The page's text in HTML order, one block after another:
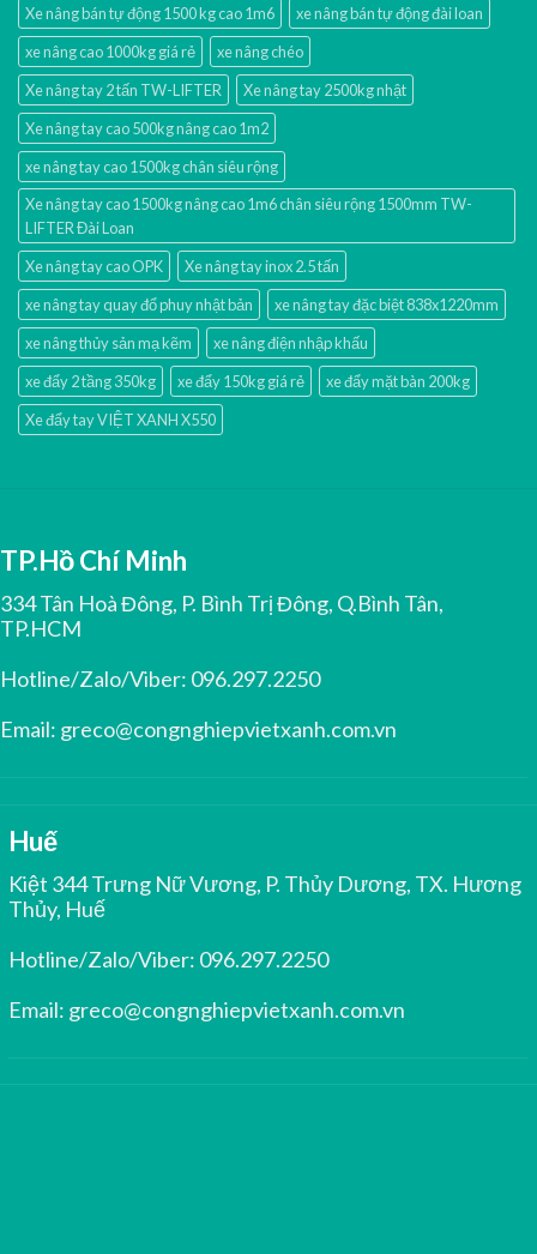
Xe nâng bán tự động 1500 kg cao 1m6
xe nâng bán tự động đài loan
xe nâng cao 1000kg giá rẻ
xe nâng chéo
Xe nâng tay 2 tấn TW-LIFTER
Xe nâng tay 2500kg nhật
Xe nâng tay cao 500kg nâng cao 1m2
xe nâng tay cao 1500kg chân siêu rộng
Xe nâng tay cao 1500kg nâng cao 1m6 chân siêu rộng 1500mm TW-
LIFTER Đài Loan
Xe nâng tay cao OPK
Xe nâng tay inox 2.5 tấn
xe nâng tay quay đổ phuy nhật bản
xe nâng tay đặc biệt 838x1220mm
xe nâng thủy sản mạ kẽm
xe nâng điện nhập khấu
xe đẩy 2 tầng 350kg
xe đẩy 150kg giá rẻ
xe đẩy mặt bàn 200kg
Xe đẩy tay VIỆT XANH X550
TP.Hồ Chí Minh
334 Tân Hoà Đông, P. Bình Trị Đông, Q.Bình Tân,
TP.HCM
Hotline/Zalo/Viber: 096.297.2250
Email: greco@congnghiepvietxanh.com.vn
Huế
Kiệt 344 Trưng Nữ Vương, P. Thủy Dương, TX. Hương
Thủy, Huế
Hotline/Zalo/Viber: 096.297.2250
Email: greco@congnghiepvietxanh.com.vn